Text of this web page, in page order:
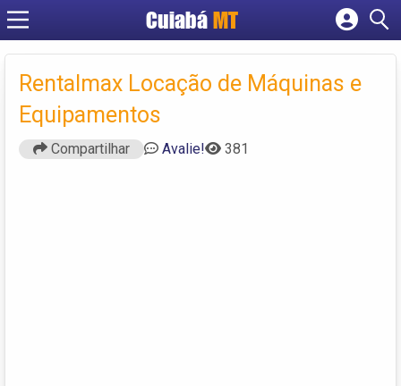
Cuiabá MT
Cadastrar empresa
Fazer login
Criar conta
Rentalmax Locação de Máquinas e
Equipamentos
Compartilhar Avalie! 381